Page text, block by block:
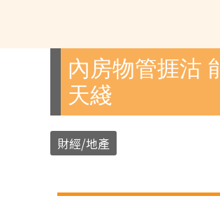
內房物管捱沽
天綫
財經/地產